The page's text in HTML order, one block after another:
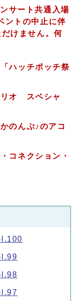
サート共通入場
ントの中止に伴
けません。何
ハッチポッチ祭
リオ スペシャ
のんぷ♪のアコ
コネクション・